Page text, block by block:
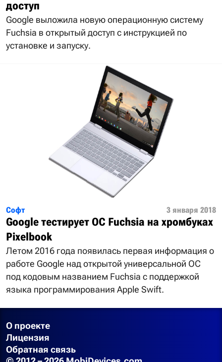
доступ
Google выложила новую операционную систему
Fuchsia в открытый доступ с инструкцией по
установке и запуску.
Софт 3 января 2018
Google тестирует ОС Fuchsia на хромбуках
Pixelbook
Летом 2016 года появилась первая информация о
работе Google над открытой универсальной ОС
под кодовым названием Fuchsia с поддержкой
языка программирования Apple Swift.
О проекте
Лицензия
Обратная связь